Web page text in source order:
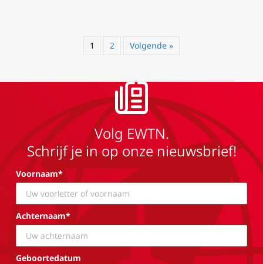
1 2 Volgende »
Volg EWTN.
Schrijf je in op onze nieuwsbrief!
Voornaam*
Achternaam*
Geboortedatum